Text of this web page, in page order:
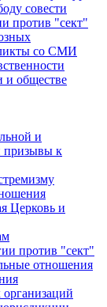
совести
против "сект"
со СМИ
и обществе
и
призывы к
Церковь и
против "сект"
отношения